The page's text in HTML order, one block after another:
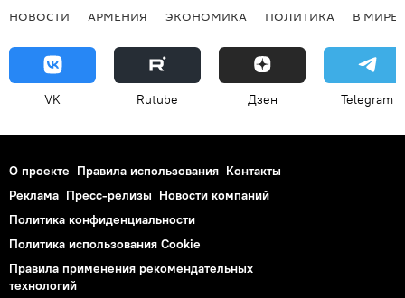
НОВОСТИ АРМЕНИЯ ЭКОНОМИКА ПОЛИТИКА В МИРЕ
VK Rutube Дзен Telegram
О проекте Правила использования Контакты
Реклама Пресс-релизы Новости компаний
Политика конфиденциальности
Политика использования Cookie
Правила применения рекомендательных
технологий